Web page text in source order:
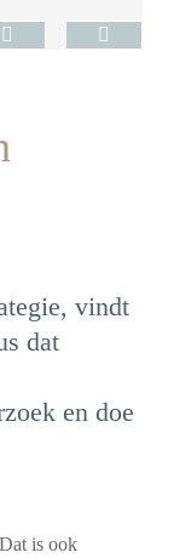
vindt
dat
en doe
is ook